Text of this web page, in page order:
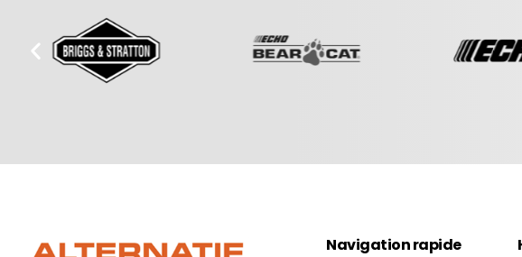
Navigation rapide